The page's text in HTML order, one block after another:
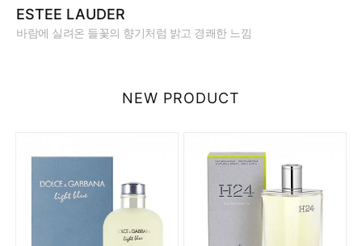
ESTEE LAUDER
바람에 실려온 들꽃의 향기처럼 밝고 경쾌한 느낌
NEW PRODUCT